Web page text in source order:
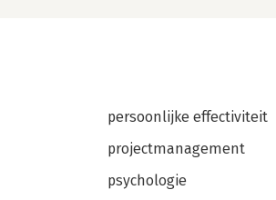
persoonlijke effectiviteit
projectmanagement
psychologie